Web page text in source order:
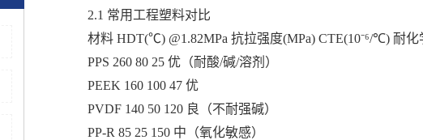
2.1 常用工程塑料对比
材料 HDT(℃) @1.82MPa 抗拉强度(MPa) CTE(10⁻⁶/℃) 耐化
PPS 260 80 25 优（耐酸/碱/溶剂）
PEEK 160 100 47 优
PVDF 140 50 120 良（不耐强碱）
PP-R 85 25 150 中（氧化敏感）